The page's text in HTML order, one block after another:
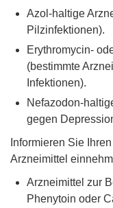
Azol-haltige
Pilzinfektionen).
Erythromycin-
(bestimmte
Infektionen).
Nefazodon-
gegen
Informieren Sie
Arzneimittel
Arzneimittel zur
Phenytoin oder